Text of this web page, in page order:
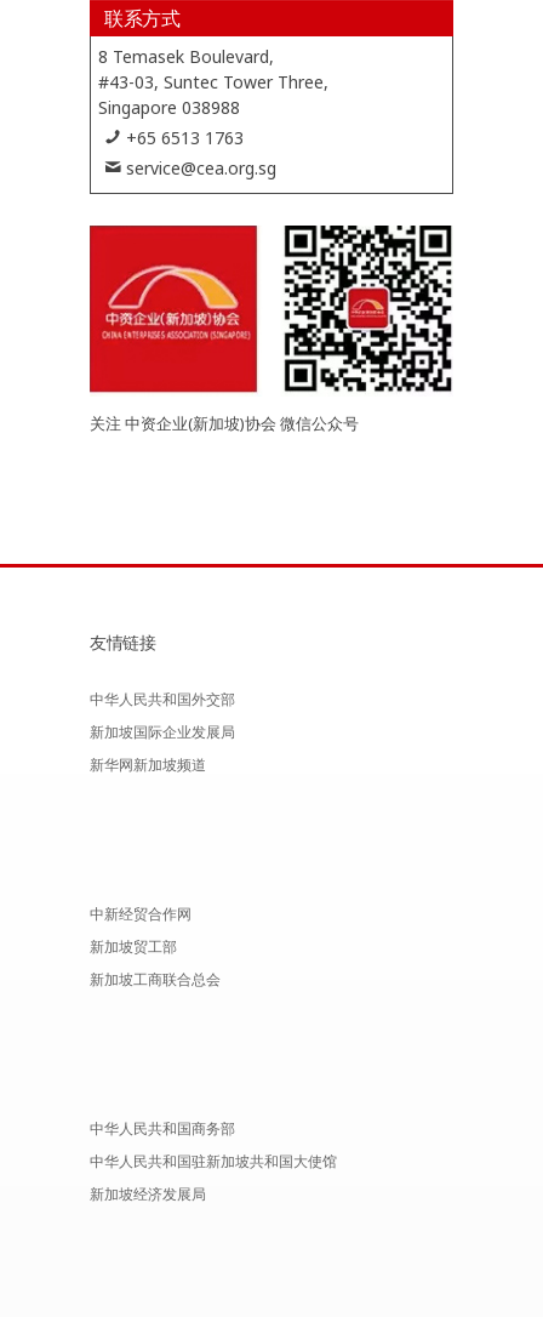
联系方式
8 Temasek Boulevard,
#43-03, Suntec Tower Three,
Singapore 038988
+65 6513 1763
service@cea.org.sg
关注 中资企业(新加坡)协会 微信公众号
友情链接
中华人民共和国外交部
新加坡国际企业发展局
新华网新加坡频道
中新经贸合作网
新加坡贸工部
新加坡工商联合总会
中华人民共和国商务部
中华人民共和国驻新加坡共和国大使馆
新加坡经济发展局